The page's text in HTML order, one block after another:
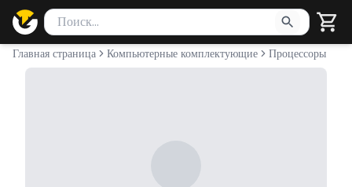
Поиск товаров
Введите минимум 2 символа для поиска. Нажмите Enter
Главная страница Компьютерные комплектующие Процессоры